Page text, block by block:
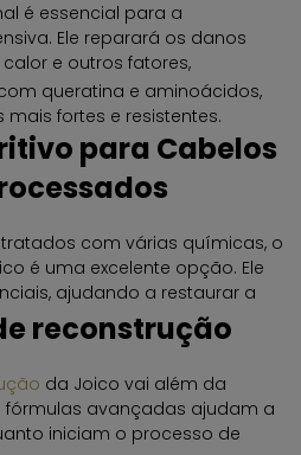
é essencial para a
Ele reparará os danos
e outros fatores,
estrutura dos fios.
queratina e aminoácidos,
fortes e resistentes.
para Cabelos
com várias químicas, o
é uma excelente opção. Ele
ajudando a restaurar a
dos fios.
reconstrução
da Joico vai além da
fórmulas avançadas ajudam a
iniciam o processo de